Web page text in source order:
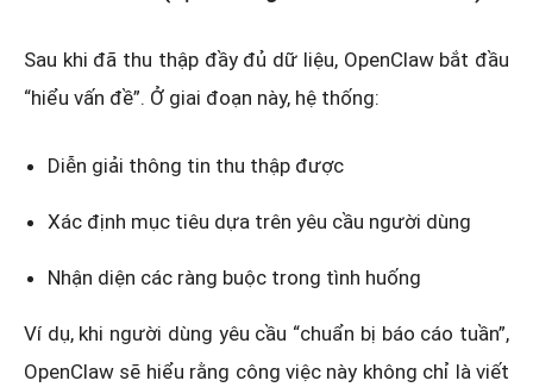
Sau khi đã thu thập đầy đủ dữ liệu, OpenClaw bắt đầu
“hiểu vấn đề”. Ở giai đoạn này, hệ thống:
Diễn giải thông tin thu thập được
Xác định mục tiêu dựa trên yêu cầu người dùng
Nhận diện các ràng buộc trong tình huống
Ví dụ, khi người dùng yêu cầu “chuẩn bị báo cáo tuần”,
OpenClaw sẽ hiểu rằng công việc này không chỉ là viết